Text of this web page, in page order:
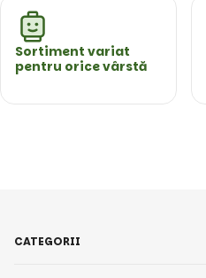
Sortiment variat
pentru orice vârstă
CATEGORII